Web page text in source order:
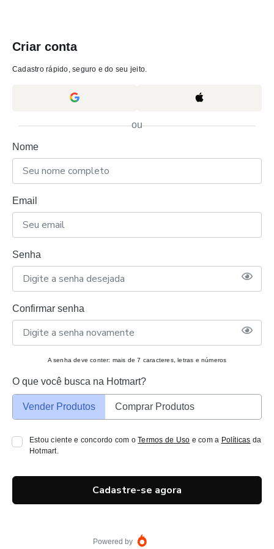
Criar conta
Cadastro rápido, seguro e do seu jeito.
ou
Nome
Email
Senha
Confirmar senha
A senha deve conter: mais de 7 caracteres, letras e números
O que você busca na Hotmart?
Vender Produtos Comprar Produtos
Estou ciente e concordo com oTermos de Uso e com a Políticas da
Hotmart.
Cadastre-se agora
Powered by